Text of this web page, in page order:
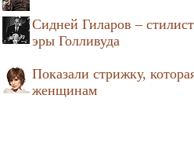
Сидней Гиларов –
эры Голливуда
Показали стрижку,
женщинам